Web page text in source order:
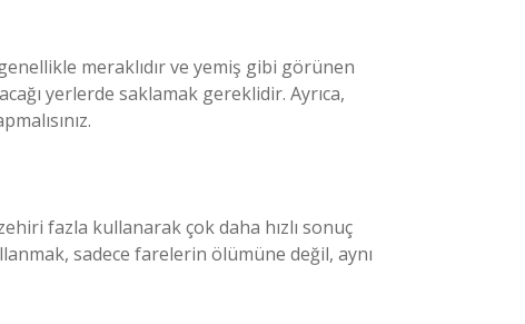
meraklıdır ve yemiş gibi görünen
yerlerde saklamak gereklidir. Ayrıca,
fazla kullanarak çok daha hızlı sonuç
sadece farelerin ölümüne değil, aynı